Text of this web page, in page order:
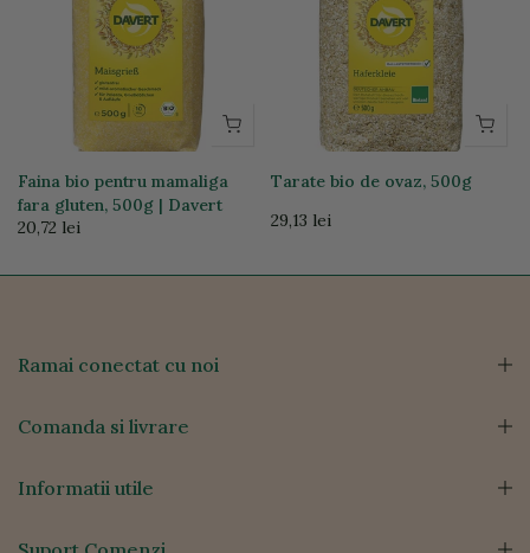
Faina bio pentru mamaliga
fara gluten, 500g | Davert
20,72 lei
Tarate bio de ovaz, 500g
29,13 lei
Ramai conectat cu noi
Comanda si livrare
Informatii utile